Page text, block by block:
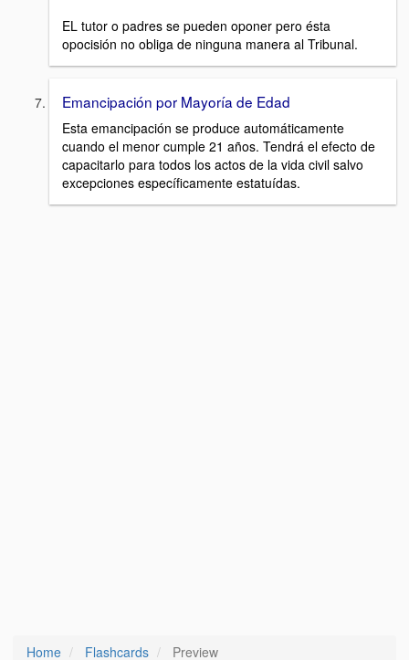
EL tutor o padres se pueden oponer pero ésta
opocisión no obliga de ninguna manera al Tribunal.
Emancipación por Mayoría de Edad
Esta emancipación se produce automáticamente
cuando el menor cumple 21 años. Tendrá el efecto de
capacitarlo para todos los actos de la vida civil salvo
excepciones específicamente estatuídas.
Home Flashcards Preview